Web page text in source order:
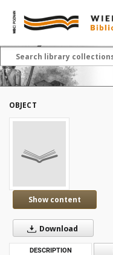
OBJECT
Show content
Download
DESCRIPTION